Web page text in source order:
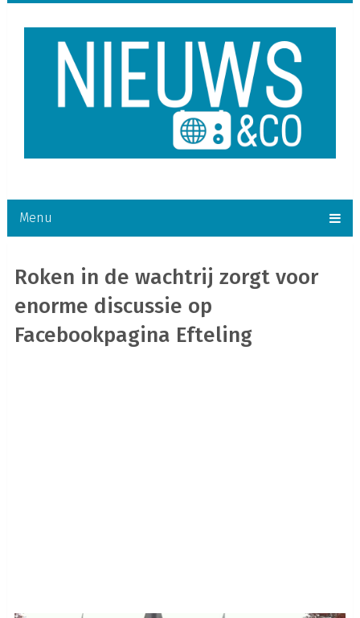
Menu
Roken in de wachtrij zorgt voor
enorme discussie op
Facebookpagina Efteling